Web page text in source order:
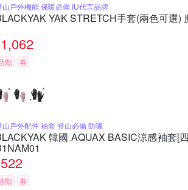
山戶外機能 保暖必備 IU代言品牌
YAK STRETCH手套(兩色可選)
1,062
動 券
山戶外配件 袖套 登山必備 防曬
韓國 AQUAX BASIC涼感袖套[
522
動 券